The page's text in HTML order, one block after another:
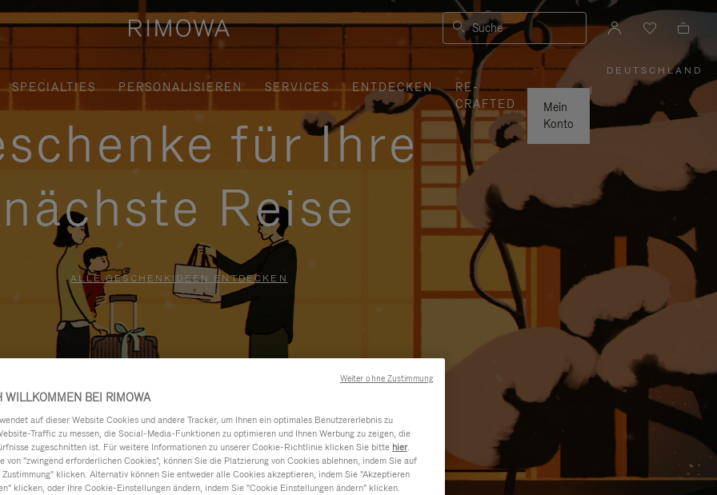
Suche
SPECIALTIES PERSONALISIEREN SERVICES ENTDECKEN
RE-
CRAFTED
Mein
Konto
DEUTSCHLAND
,
WÄHLEN
IHRE
REGION
AUS
|
für Ihre
nächste Reise
ALLE GESCHENKIDEEN ENTDECKEN
WILLKOMMEN BEI RIMOWA
auf dieser Website Cookies und andere Tracker, um Ihnen ein optimales Benutzererlebnis zu
Traffic zu messen, die Social-Media-Funktionen zu optimieren und Ihnen Werbung zu zeigen, die
zugeschnitten ist. Für weitere Informationen zu unserer Cookie-Richtlinie klicken Sie bitte hier.
von "zwingend erforderlichen Cookies", können Sie die Platzierung von Cookies ablehnen, indem Sie auf
klicken. Alternativ können Sie entweder alle Cookies akzeptieren, indem Sie "Akzeptieren
klicken, oder Ihre Cookie-Einstellungen ändern, indem Sie "Cookie Einstellungen ändern" klicken.
Weiter ohne Zustimmung